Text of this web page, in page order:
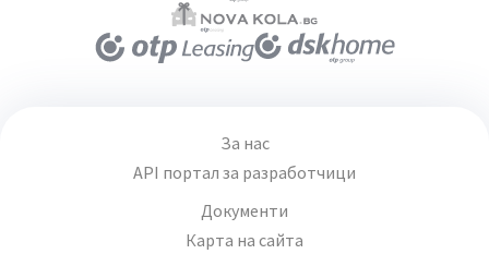
За нас
API портал за разработчици
Документи
Карта на сайта